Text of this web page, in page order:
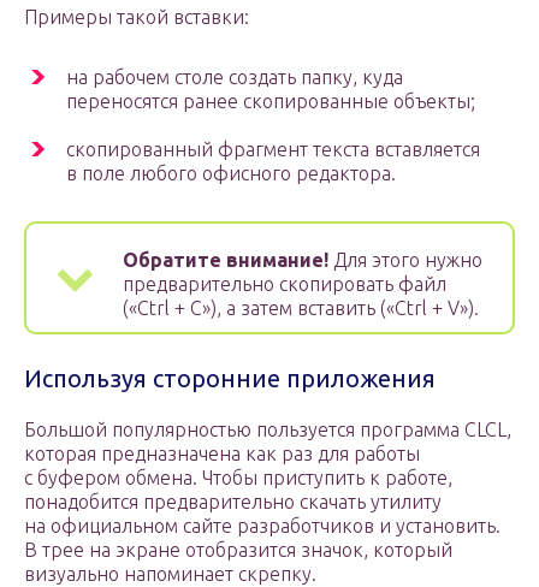
Примеры такой вставки:
на рабочем столе создать папку, куда
переносятся ранее скопированные объекты;
скопированный фрагмент текста вставляется
в поле любого офисного редактора.
Обратите внимание! Для этого нужно
предварительно скопировать файл
(«Ctrl + C»), а затем вставить («Ctrl + V»).
Используя сторонние приложения
Большой популярностью пользуется программа СLCL,
которая предназначена как раз для работы
с буфером обмена. Чтобы приступить к работе,
понадобится предварительно скачать утилиту
на официальном сайте разработчиков и установить.
В трее на экране отобразится значок, который
визуально напоминает скрепку.